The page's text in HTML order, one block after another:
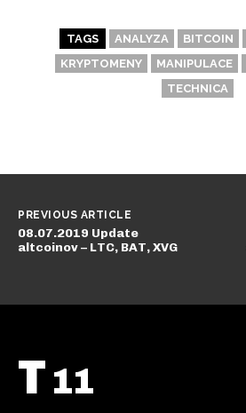
TAGS ANALYZA BITCOIN
KRYPTOMENY
MANIPULACE
TECHNICA
PREVIOUS ARTICLE
08.07.2019 Update
altcoinov – LTC, BAT, XVG
T 11